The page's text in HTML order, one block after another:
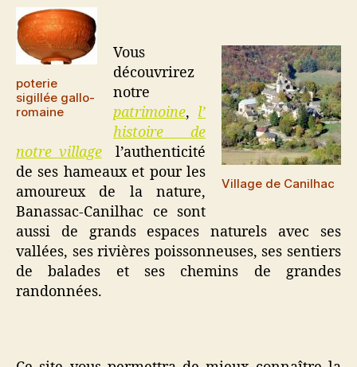
poterie
sigillée gallo-
romaine
Village de Canilhac
Vous
découvrirez
notre
patrimoine, l’
histoire de
notre village
l’authenticité
de ses hameaux et pour les
amoureux de la nature,
Banassac-Canilhac ce sont
aussi de grands espaces naturels avec ses
vallées, ses rivières poissonneuses, ses sentiers
de balades et ses chemins de grandes
randonnées.